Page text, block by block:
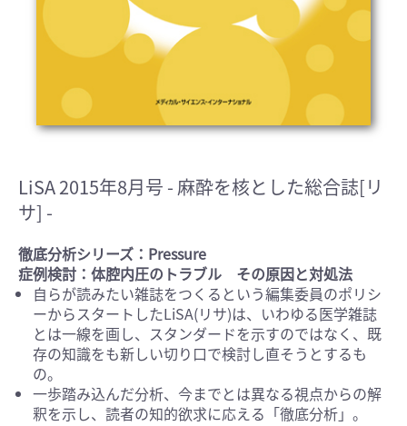
LiSA 2015年8月号 - 麻酔を核とした総合誌[リ
サ] -
徹底分析シリーズ：Pressure
症例検討：体腔内圧のトラブル その原因と対処法
自らが読みたい雑誌をつくるという編集委員のポリシ
ーからスタートしたLiSA(リサ)は、いわゆる医学雑誌
とは一線を画し、スタンダードを示すのではなく、既
存の知識をも新しい切り口で検討し直そうとするも
の。
一歩踏み込んだ分析、今までとは異なる視点からの解
釈を示し、読者の知的欲求に応える「徹底分析」。